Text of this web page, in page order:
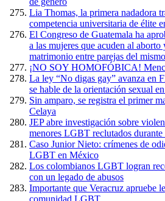
Lia Thomas, la primera nadadora
competencia universitaria de élite
El Congreso de Guatemala ha
a las mujeres que acuden al
matrimonio entre parejas del
¡NO SOY HOMOFÓBICA!
La ley “No digas gay” avanza en
se hable de la orientación sexual
Sin amparo, se registra el primer
Celaya
JEP abre investigación sobre
menores LGBT reclutados
Caso Junior Nieto: crímenes de
LGBT en México
Los colombianos LGBT logran
con un legado de abusos
Importante que Veracruz apruebe
comunidad LGBT